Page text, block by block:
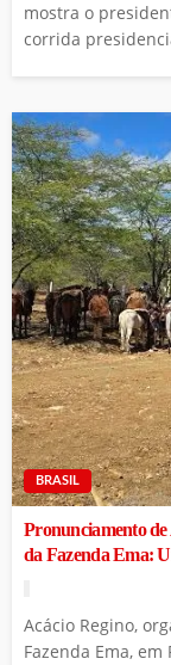
mostra o
corrida
BRASIL
Pronunciamento de
da Fazenda Ema:
Acácio Regino,
Fazenda Ema,